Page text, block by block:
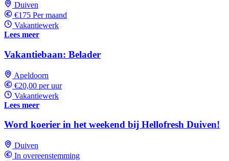
Duiven
€175 Per maand
Vakantiewerk
Lees meer
Vakantiebaan: Belader
Apeldoorn
€20,00 per uur
Vakantiewerk
Lees meer
Word koerier in het weekend bij Hellofresh Duiven!
Duiven
In overeenstemming